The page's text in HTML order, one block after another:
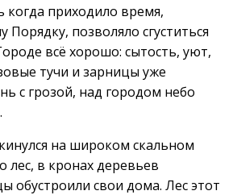
приходило время,
Порядку, позволяло сгуститься
всё хорошо: сытость, уют,
тучи и зарницы уже
с грозой, над городом небо
на широком скальном
лес, в кронах деревьев
обустроили свои дома. Лес этот